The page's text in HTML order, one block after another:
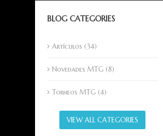
BLOG CATEGORIES
Artículos (34)
Novedades MTG (8)
Torneos MTG (4)
VIEW ALL CATEGORIES